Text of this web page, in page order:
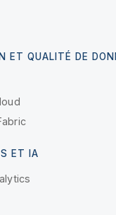
ET QUALITÉ DE
ET IA